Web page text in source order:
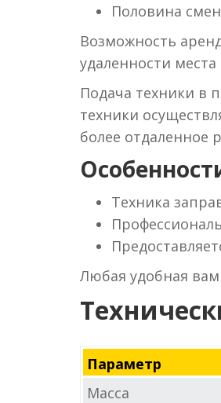
Половина
Возможность
удаленности
Подача техники в
техники
более отдаленное
Техника
Любая удобная
Параметр
Масса